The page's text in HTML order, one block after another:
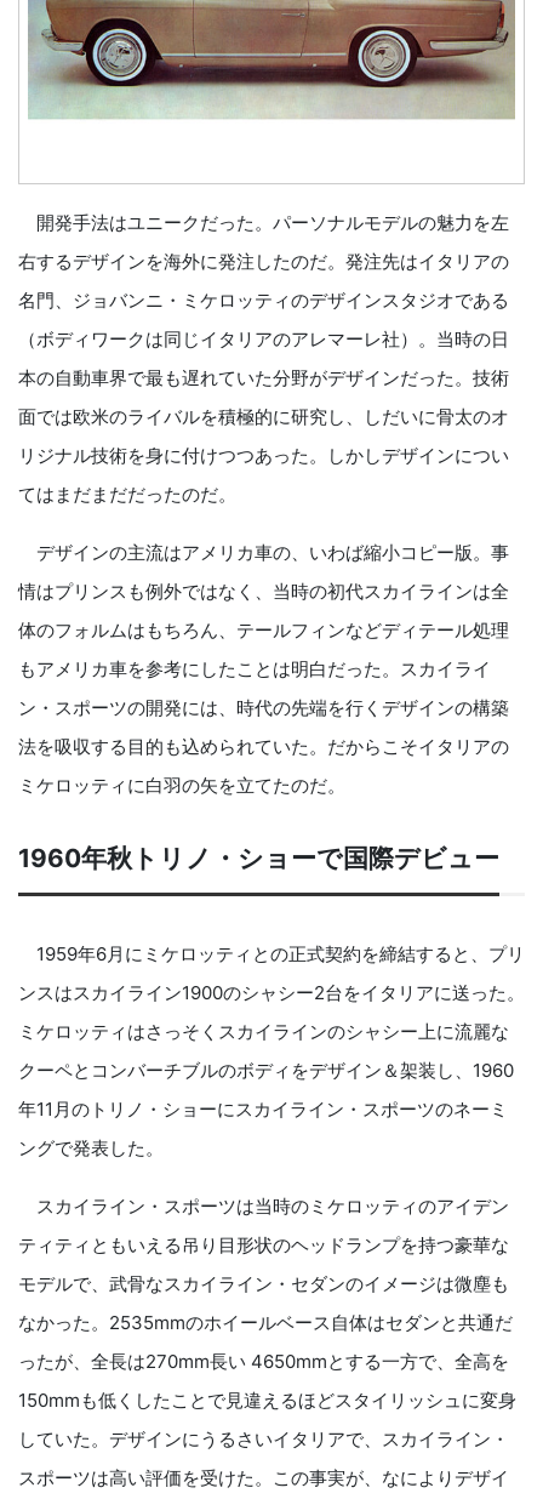
開発手法はユニークだった。パーソナルモデルの魅力を左
右するデザインを海外に発注したのだ。発注先はイタリアの
名門、ジョバンニ・ミケロッティのデザインスタジオである
（ボディワークは同じイタリアのアレマーレ社）。当時の日
本の自動車界で最も遅れていた分野がデザインだった。技術
面では欧米のライバルを積極的に研究し、しだいに骨太のオ
リジナル技術を身に付けつつあった。しかしデザインについ
てはまだまだだったのだ。
デザインの主流はアメリカ車の、いわば縮小コピー版。事
情はプリンスも例外ではなく、当時の初代スカイラインは全
体のフォルムはもちろん、テールフィンなどディテール処理
もアメリカ車を参考にしたことは明白だった。スカイライ
ン・スポーツの開発には、時代の先端を行くデザインの構築
法を吸収する目的も込められていた。だからこそイタリアの
ミケロッティに白羽の矢を立てたのだ。
1960年秋トリノ・ショーで国際デビュー
1959年6月にミケロッティとの正式契約を締結すると、プリ
ンスはスカイライン1900のシャシー2台をイタリアに送った。
ミケロッティはさっそくスカイラインのシャシー上に流麗な
クーペとコンバーチブルのボディをデザイン＆架装し、1960
年11月のトリノ・ショーにスカイライン・スポーツのネーミ
ングで発表した。
スカイライン・スポーツは当時のミケロッティのアイデン
ティティともいえる吊り目形状のヘッドランプを持つ豪華な
モデルで、武骨なスカイライン・セダンのイメージは微塵も
なかった。2535mmのホイールベース自体はセダンと共通だ
ったが、全長は270mm長い 4650mmとする一方で、全高を
150mmも低くしたことで見違えるほどスタイリッシュに変身
していた。デザインにうるさいイタリアで、スカイライン・
スポーツは高い評価を受けた。この事実が、なによりデザイ